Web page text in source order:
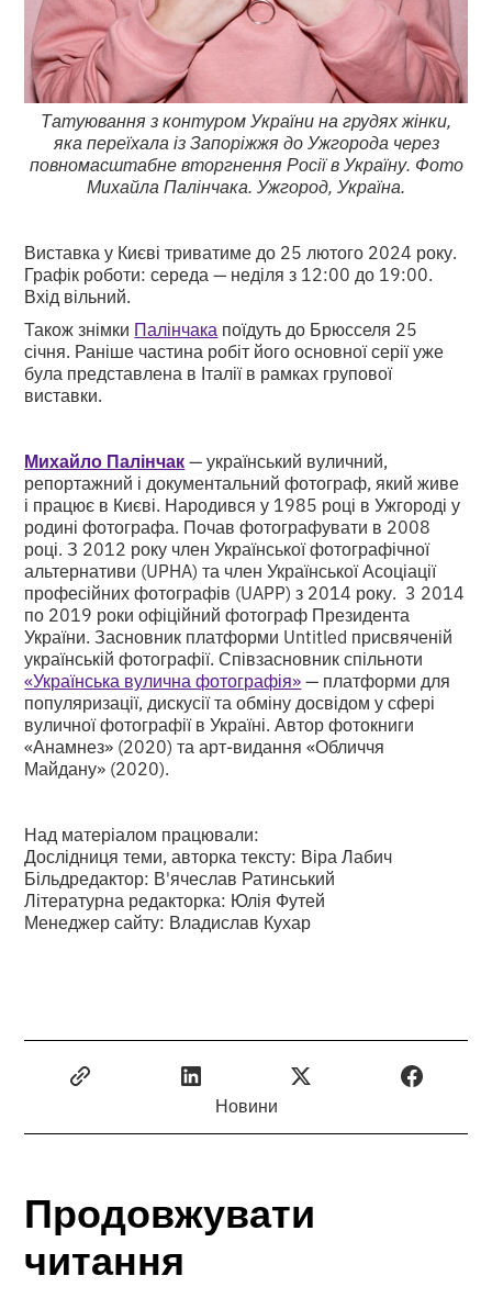
Татуювання з контуром України на грудях жінки,
яка переїхала із Запоріжжя до Ужгорода через
повномасштабне вторгнення Росії в Україну. Фото
Михайла Палінчака. Ужгород, Україна.
Виставка у Києві триватиме до 25 лютого 2024 року.
Графік роботи: середа — неділя з 12:00 до 19:00.
Вхід вільний.
Також знімки Палінчака поїдуть до Брюсселя 25
січня. Раніше частина робіт його основної серії уже
була представлена в Італії в рамках групової
виставки.
Михайло Палінчак— український вуличний,
репортажний і документальний фотограф, який живе
і працює в Києві. Народився у 1985 році в Ужгороді у
родині фотографа. Почав фотографувати в 2008
році. З 2012 року член Української фотографічної
альтернативи (UPHA) та член Української Асоціації
професійних фотографів (UAPP) з 2014 року. 3 2014
по 2019 роки офіційний фотограф Президента
України. Засновник платформи Untitled присвяченій
українській фотографії. Співзасновник спільноти
«Українська вулична фотографія»— платформи для
популяризації, дискусії та обміну досвідом у сфері
вуличної фотографії в Україні. Автор фотокниги
«Анамнез» (2020) та арт-видання «Обличчя
Майдану» (2020).
Над матеріалом працювали:
Дослідниця теми, авторка тексту: Віра Лабич
Більдредактор: В'ячеслав Ратинський
Літературна редакторка: Юлія Футей
Менеджер сайту: Владислав Кухар
Новини
Продовжувати
читання